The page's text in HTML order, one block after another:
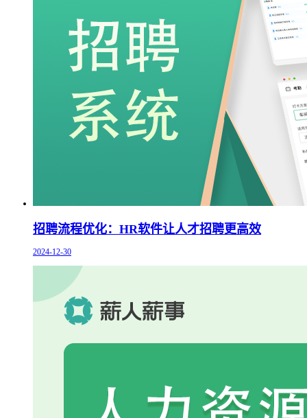
招聘流程优化：HR软件让人才招聘更高效
2024-12-30